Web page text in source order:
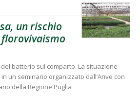
un rischio
del batterio sul comparto. La situazione
un seminario organizzato dall’Anve con
della Regione Puglia